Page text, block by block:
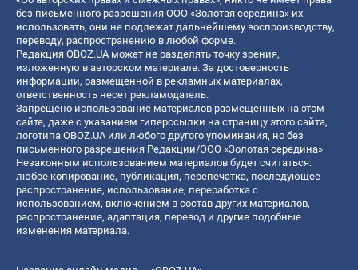
без письменного разрешения ООО «Золотая середина» их
использовать, они не подлежат дальнейшему воспроизводству,
переводу, распространению в любой форме.
Редакция OBOZ.UA может не разделять точку зрения,
изложенную в авторском материале. За достоверность
информации, размещенной в рекламных материалах,
ответственность несет рекламодатель.
Запрещено использование материалов размещенных на этом
сайте, даже с указанием гиперссылки на страницу этого сайта,
логотипа OBOZ.UA или любого другого упоминания, но без
письменного разрешения Редакции/ООО «Золотая середина»
Незаконным использованием материалов будет считаться:
любое копирование, публикация, перепечатка, последующее
распространение, использование, переработка с
использованием, включением в состав других материалов,
распространение, адаптация, перевод и другие подобные
изменения материала.